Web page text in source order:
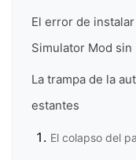
El error de
Simulator Mod sin
La trampa de la
estantes
El colapso del